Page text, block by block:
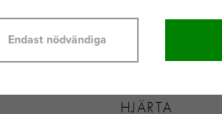
SVEDBOM
HJÄRTA
Endast nödvändiga